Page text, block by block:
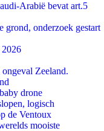
Arabië bevat art.5
grond, onderzoek gestart
2026
Zeeland.
drone
logisch
de Ventoux
mooiste